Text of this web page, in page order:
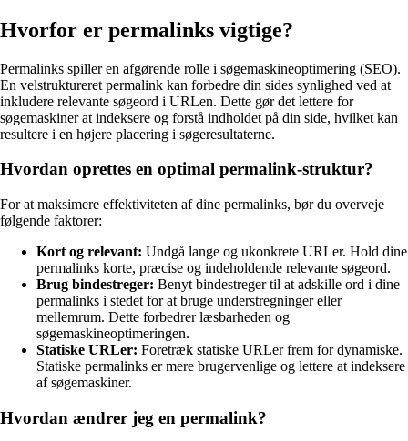
Hvorfor er permalinks vigtige?
Permalinks spiller en afgørende rolle i søgemaskineoptimering (SEO).
En velstruktureret permalink kan forbedre din sides synlighed ved at
inkludere relevante søgeord i URLen. Dette gør det lettere for
søgemaskiner at indeksere og forstå indholdet på din side, hvilket kan
resultere i en højere placering i søgeresultaterne.
Hvordan oprettes en optimal permalink-struktur?
For at maksimere effektiviteten af dine permalinks, bør du overveje
følgende faktorer:
Kort og relevant: Undgå lange og ukonkrete URLer. Hold dine
permalinks korte, præcise og indeholdende relevante søgeord.
Brug bindestreger: Benyt bindestreger til at adskille ord i dine
permalinks i stedet for at bruge understregninger eller
mellemrum. Dette forbedrer læsbarheden og
søgemaskineoptimeringen.
Statiske URLer: Foretræk statiske URLer frem for dynamiske.
Statiske permalinks er mere brugervenlige og lettere at indeksere
af søgemaskiner.
Hvordan ændrer jeg en permalink?